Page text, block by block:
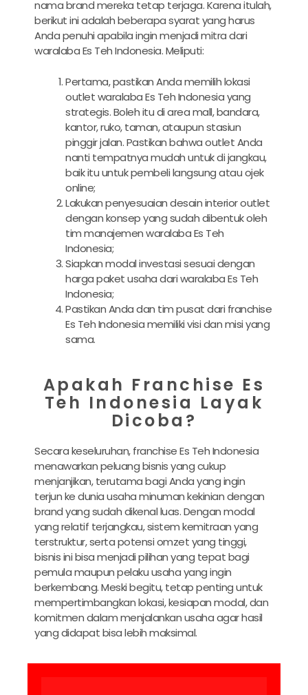
nama brand mereka tetap terjaga. Karena itulah,
berikut ini adalah beberapa syarat yang harus
Anda penuhi apabila ingin menjadi mitra dari
waralaba Es Teh Indonesia. Meliputi:
Pertama, pastikan Anda memilih lokasi
outlet waralaba Es Teh Indonesia yang
strategis. Boleh itu di area mall, bandara,
kantor, ruko, taman, ataupun stasiun
pinggir jalan. Pastikan bahwa outlet Anda
nanti tempatnya mudah untuk di jangkau,
baik itu untuk pembeli langsung atau ojek
online;
Lakukan penyesuaian desain interior outlet
dengan konsep yang sudah dibentuk oleh
tim manajemen waralaba Es Teh
Indonesia;
Siapkan modal investasi sesuai dengan
harga paket usaha dari waralaba Es Teh
Indonesia;
Pastikan Anda dan tim pusat dari franchise
Es Teh Indonesia memiliki visi dan misi yang
sama.
Apakah Franchise Es
Teh Indonesia Layak
Dicoba?
Secara keseluruhan, franchise Es Teh Indonesia
menawarkan peluang bisnis yang cukup
menjanjikan, terutama bagi Anda yang ingin
terjun ke dunia usaha minuman kekinian dengan
brand yang sudah dikenal luas. Dengan modal
yang relatif terjangkau, sistem kemitraan yang
terstruktur, serta potensi omzet yang tinggi,
bisnis ini bisa menjadi pilihan yang tepat bagi
pemula maupun pelaku usaha yang ingin
berkembang. Meski begitu, tetap penting untuk
mempertimbangkan lokasi, kesiapan modal, dan
komitmen dalam menjalankan usaha agar hasil
yang didapat bisa lebih maksimal.